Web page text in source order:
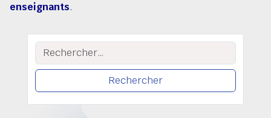
enseignants.
Rechercher :